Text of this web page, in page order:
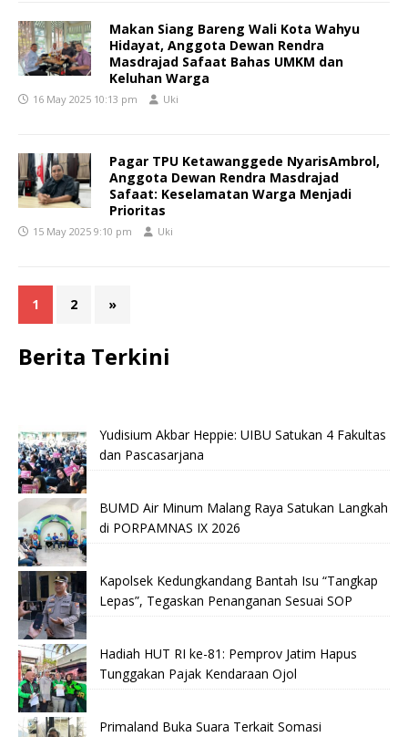
Makan Siang Bareng Wali Kota Wahyu
Hidayat, Anggota Dewan Rendra
Masdrajad Safaat Bahas UMKM dan
Keluhan Warga
16 May 2025 10:13 pm Uki
Pagar TPU Ketawanggede NyarisAmbrol,
Anggota Dewan Rendra Masdrajad
Safaat: Keselamatan Warga Menjadi
Prioritas
15 May 2025 9:10 pm Uki
1 2 »
Berita Terkini
Yudisium Akbar Heppie: UIBU Satukan 4 Fakultas
dan Pascasarjana
BUMD Air Minum Malang Raya Satukan Langkah
di PORPAMNAS IX 2026
Kapolsek Kedungkandang Bantah Isu “Tangkap
Lepas”, Tegaskan Penanganan Sesuai SOP
Hadiah HUT RI ke-81: Pemprov Jatim Hapus
Tunggakan Pajak Kendaraan Ojol
Primaland Buka Suara Terkait Somasi